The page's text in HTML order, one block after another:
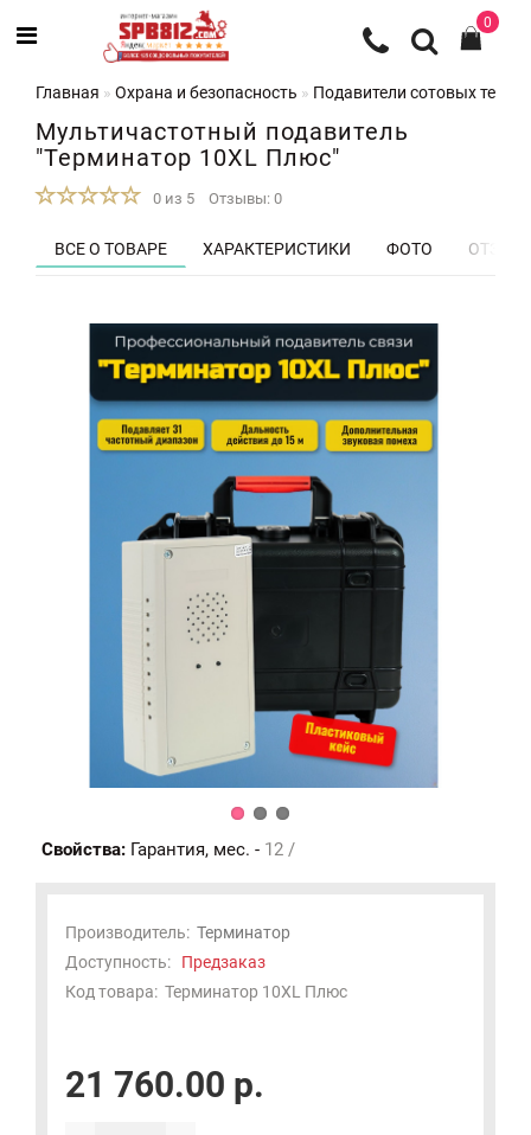
0
Главная Охрана и безопасность Подавители сотовых
Мультичастотный подавитель
"Терминатор 10XL Плюс"
0 из 5 Отзывы: 0
ВСЕ О ТОВАРЕ ХАРАКТЕРИСТИКИ ФОТО
Свойства: Гарантия, мес. - 12 /
Производитель: Терминатор
Доступность: Предзаказ
Код товара: Терминатор 10XL Плюс
21 760.00 р.